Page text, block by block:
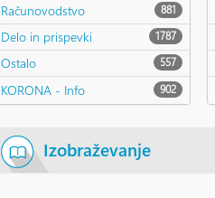
Računovodstvo 881
Delo in prispevki 1787
Ostalo 557
KORONA - Info 902
Izobraževanje